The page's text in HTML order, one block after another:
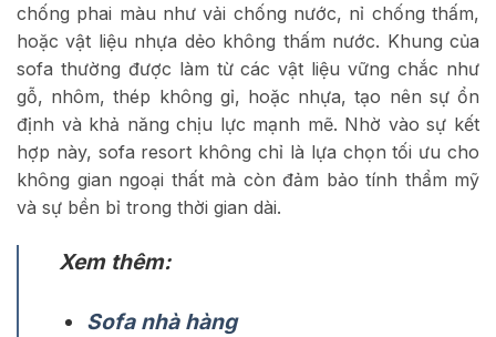
chống phai màu như vải chống nước, nỉ chống thấm,
hoặc vật liệu nhựa dẻo không thấm nước. Khung của
sofa thường được làm từ các vật liệu vững chắc như
gỗ, nhôm, thép không gỉ, hoặc nhựa, tạo nên sự ổn
định và khả năng chịu lực mạnh mẽ. Nhờ vào sự kết
hợp này, sofa resort không chỉ là lựa chọn tối ưu cho
không gian ngoại thất mà còn đảm bảo tính thẩm mỹ
và sự bền bỉ trong thời gian dài.
Xem thêm:
Sofa nhà hàng